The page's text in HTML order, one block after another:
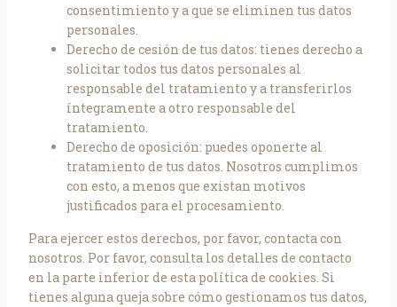
consentimiento y a que se eliminen tus datos
personales.
Derecho de cesión de tus datos: tienes derecho a
solicitar todos tus datos personales al
responsable del tratamiento y a transferirlos
íntegramente a otro responsable del
tratamiento.
Derecho de oposición: puedes oponerte al
tratamiento de tus datos. Nosotros cumplimos
con esto, a menos que existan motivos
justificados para el procesamiento.
Para ejercer estos derechos, por favor, contacta con
nosotros. Por favor, consulta los detalles de contacto
en la parte inferior de esta política de cookies. Si
tienes alguna queja sobre cómo gestionamos tus datos,